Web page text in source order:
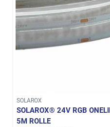
SOLAROX
SOLAROX® 24V RGB
5M ROLLE